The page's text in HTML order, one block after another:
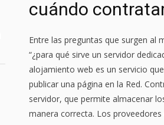
cuándo
Entre las preguntas que surgen al
“¿para qué sirve un servidor
alojamiento web es un servicio
publicar una página en la Red.
servidor, que permite almacenar
manera correcta. Los